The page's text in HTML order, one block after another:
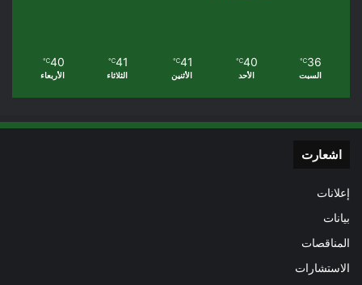
36
℃
السبت
40
℃
الأحد
41
℃
الأثنين
41
℃
الثلاثاء
40
℃
الأربعاء
اشعارت
إعلانات
بيانات
المناقصات
الاستشارات